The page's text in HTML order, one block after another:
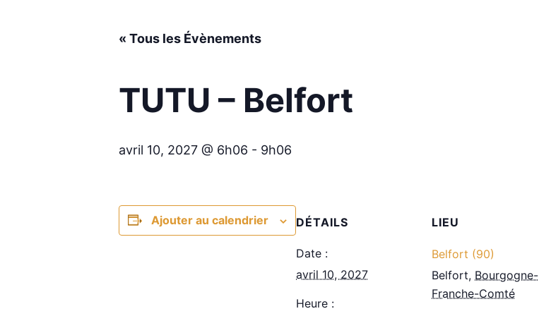
« Tous les Évènements
TUTU – Belfort
avril 10, 2027 @ 6h06 - 9h06
Ajouter au calendrier DÉTAILS
Date :
avril 10, 2027
Heure :
LIEU
Belfort (90)
Belfort, Bourgogne-
Franche-Comté